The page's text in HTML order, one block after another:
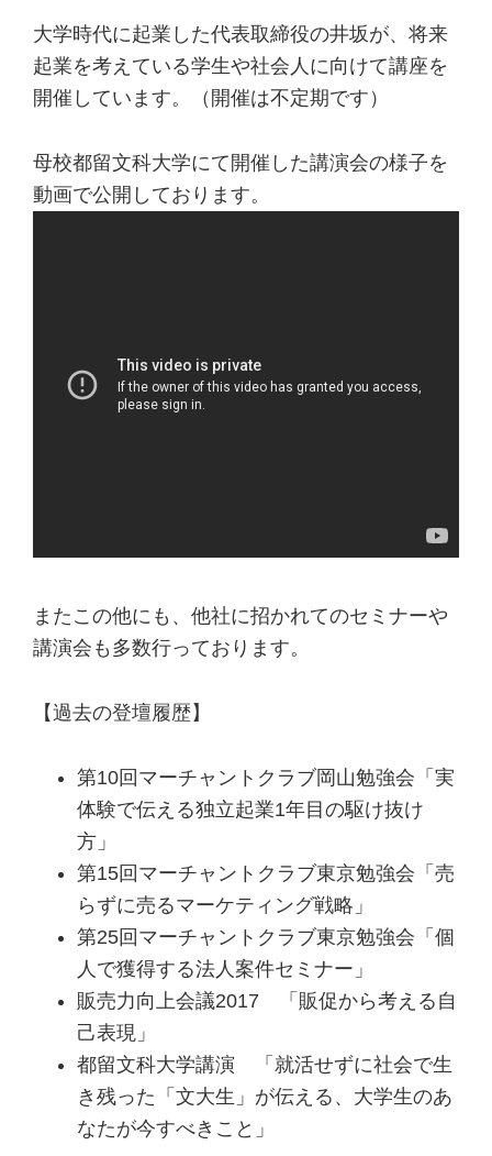
大学時代に起業した代表取締役の井坂が、将来
起業を考えている学生や社会人に向けて講座を
開催しています。（開催は不定期です）
母校都留文科大学にて開催した講演会の様子を
動画で公開しております。
またこの他にも、他社に招かれてのセミナーや
講演会も多数行っております。
【過去の登壇履歴】
第10回マーチャントクラブ岡山勉強会「実
体験で伝える独立起業1年目の駆け抜け
方」
第15回マーチャントクラブ東京勉強会「売
らずに売るマーケティング戦略」
第25回マーチャントクラブ東京勉強会「個
人で獲得する法人案件セミナー」
販売力向上会議2017 「販促から考える自
己表現」
都留文科大学講演 「就活せずに社会で生
き残った「文大生」が伝える、大学生のあ
なたが今すべきこと」